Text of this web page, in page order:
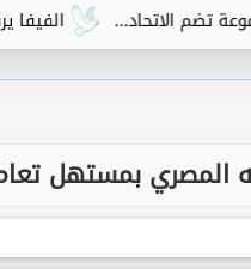
الفيفا يرفع إيقاف
بمستهل تعاملات